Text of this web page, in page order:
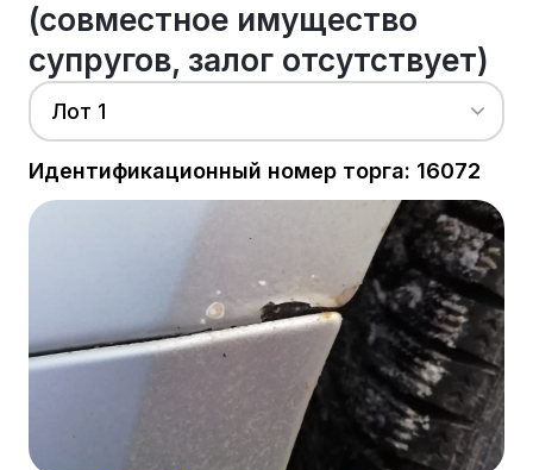
(совместное имущество
супругов, залог отсутствует)
Лот 1
Идентификационный номер торга: 16072